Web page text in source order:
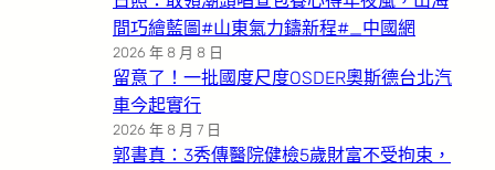
間巧繪藍圖#山東氣力鑄新程#_中國網
2026 年 8 月 8 日
留意了！一批國度尺度OSDER奧斯德台北汽
車今起實行
2026 年 8 月 7 日
郭書真：3秀傳醫院健檢5歲財富不受拘束，